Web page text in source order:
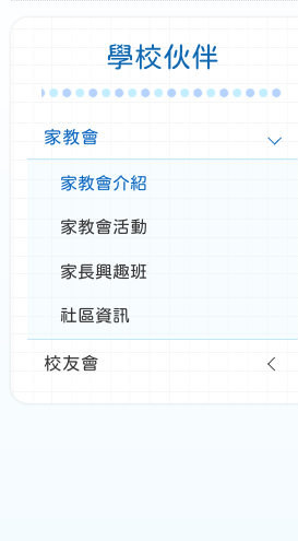
學校伙伴
家教會
家教會介紹
家教會活動
家長興趣班
社區資訊
校友會